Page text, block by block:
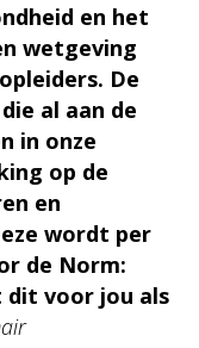
en het
wetgeving
De
al aan de
in onze
op de
en
wordt per
de Norm:
dit voor jou als